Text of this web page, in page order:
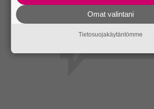
Omat valintani
Tietosuojakäytäntömme